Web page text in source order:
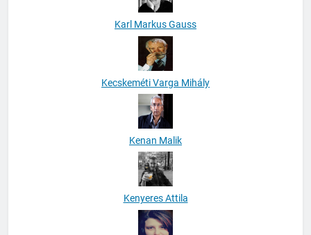
Karl Markus Gauss
Kecskeméti Varga Mihály
Kenan Malik
Kenyeres Attila